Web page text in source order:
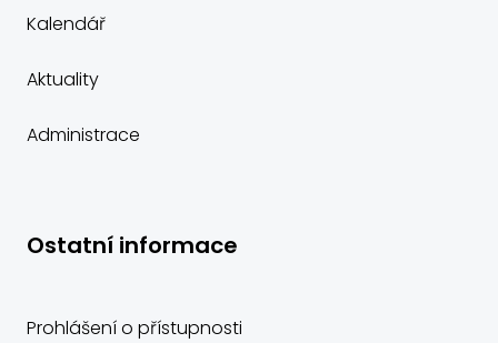
Kalendář
Aktuality
Administrace
Ostatní informace
Prohlášení o přístupnosti